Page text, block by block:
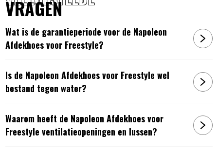
VRAGEN
Wat is de garantieperiode voor de Napoleon
Afdekhoes voor Freestyle?
Is de Napoleon Afdekhoes voor Freestyle wel
bestand tegen water?
Waarom heeft de Napoleon Afdekhoes voor
Freestyle ventilatieopeningen en lussen?